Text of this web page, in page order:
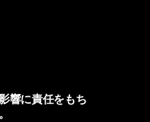
響に責任をもち